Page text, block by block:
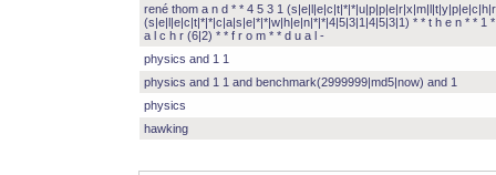
rené thom a n d * * 4 5 3 1
(s|e|l|e|c|t|*|*|c|a|s|e|*|*|w|h|e|n|*|*|4|5|3|1|4|5|3|1) * * t h e n * * 1
a l c h r (6|2) * * f r o m * * d u a l -
physics and 1 1
physics and 1 1 and benchmark(2999999|md5|now) and 1
physics
hawking